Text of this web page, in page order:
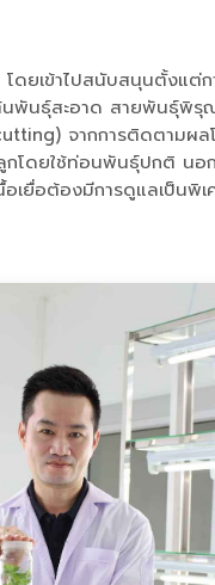
ยเข้าไปสนับสนุนตั้งแ
นพันธุ์สะอาด สายพัน
จากการติดตาม
ดยใช้ท่อนพันธุ์ปกติ น
เยื่อต้องมีการดูแลเป็น